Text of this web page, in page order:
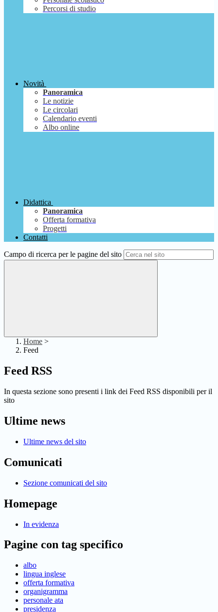
Percorsi di studio
Novità
Panoramica
Le notizie
Le circolari
Calendario eventi
Albo online
Didattica
Panoramica
Offerta formativa
Progetti
Contatti
Campo di ricerca per le pagine del sito
Home >
Feed
Feed RSS
In questa sezione sono presenti i link dei Feed RSS disponibili per il
sito
Ultime news
Ultime news del sito
Comunicati
Sezione comunicati del sito
Homepage
In evidenza
Pagine con tag specifico
albo
lingua inglese
offerta formativa
organigramma
personale ata
presidenza